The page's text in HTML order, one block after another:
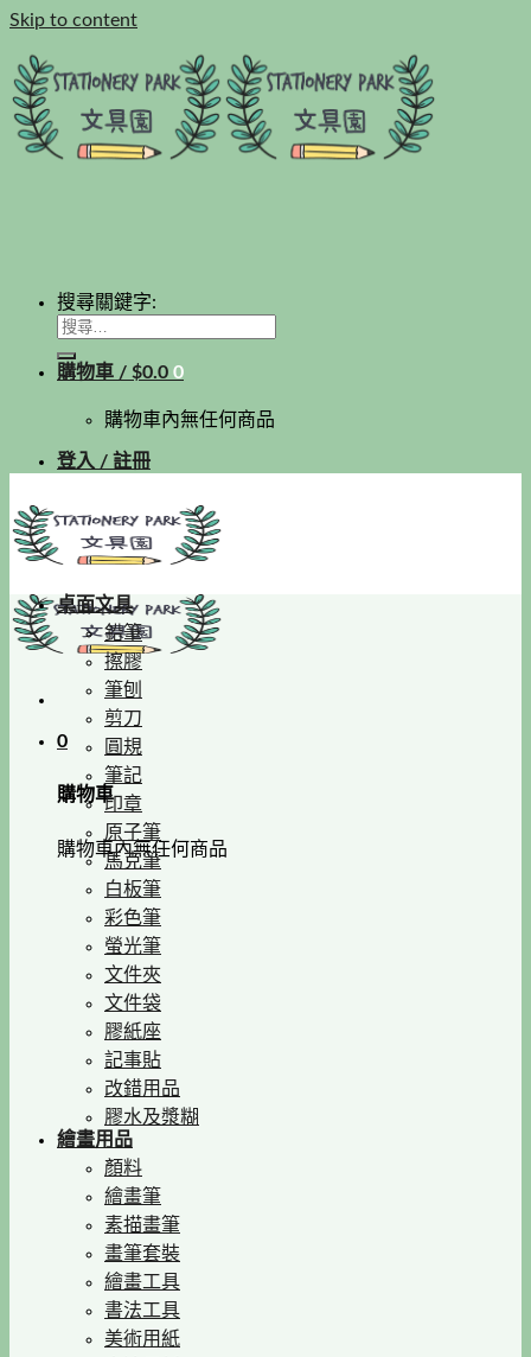
Skip to content
搜尋關鍵字:
購物車 / $0.0 0
購物車內無任何商品
登入 / 註冊
0
購物車
購物車內無任何商品
桌面文具
鉛筆
擦膠
筆刨
剪刀
圓規
筆記
印章
原子筆
馬克筆
白板筆
彩色筆
螢光筆
文件夾
文件袋
膠紙座
記事貼
改錯用品
膠水及漿糊
繪畫用品
顏料
繪畫筆
素描畫筆
畫筆套裝
繪畫工具
書法工具
美術用紙